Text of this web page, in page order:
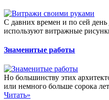
С давних времен и по сей
используют витражные
Знаменитые работы
Но большинству этих
или немного больше сорока
Читать»